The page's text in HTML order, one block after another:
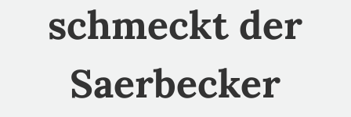
schmeckt der
Saerbecker